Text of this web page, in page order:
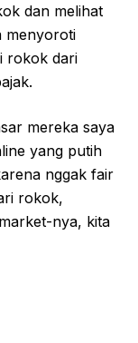
dan melihat
menyoroti
rokok dari
mereka saya
yang putih
nggak fair
rokok,
nya, kita